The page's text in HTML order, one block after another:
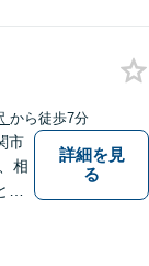
対
から徒歩7分
市
相
詳細を見
る